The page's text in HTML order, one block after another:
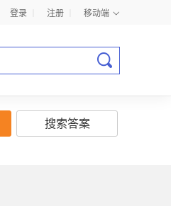
登录 注册 移动端
搜索答案